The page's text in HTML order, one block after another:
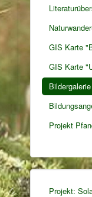
GIS Karte
GIS Karte
Bildergalerie
Projekt
Projekt: